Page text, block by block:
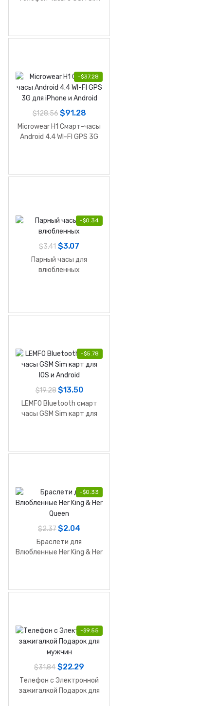
-$37.28
$128.56 $91.28
Microwear H1 Смарт-часы
Android 4.4 WI-FI GPS 3G
-$0.34
$3.41 $3.07
Парный часы для
влюбленных
-$5.78
$19.28 $13.50
LEMFO Bluetooth смарт
часы GSM Sim карт для
-$0.33
$2.37 $2.04
Браслети для
Влюбленные Her King & Her
-$9.55
$31.84 $22.29
Телефон с Электронной
зажигалкой Подарок для